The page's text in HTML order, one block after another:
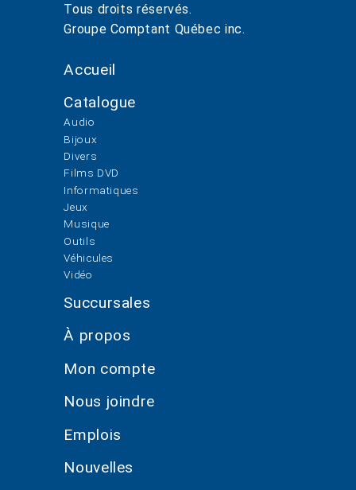
Tous droits réservés.
Groupe Comptant Québec inc.
Accueil
Catalogue
Audio
Bijoux
Divers
Films DVD
Informatiques
Jeux
Musique
Outils
Véhicules
Vidéo
Succursales
À propos
Mon compte
Nous joindre
Emplois
Nouvelles